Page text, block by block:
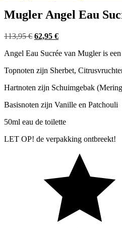
Mugler Angel Eau
113,95€ Oorspronkelijke
was:
62,95 €Huidige
is:
Angel Eau Sucrée van Mugler is
Topnoten zijn Sherbet,
Hartnoten zijn Schuimgebak
Basisnoten zijn Vanille en Patchouli
50ml eau de toilette
LET OP! de verpakking ontbreekt!